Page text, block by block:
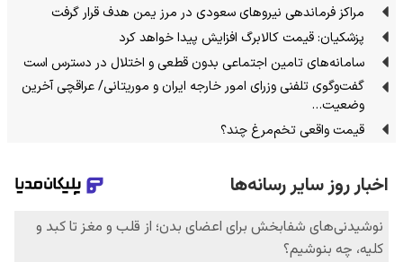
مراکز فرماندهی نیروهای سعودی در مرز یمن هدف قرار گرفت
پزشکیان: قیمت کالابرگ افزایش پیدا خواهد کرد
سامانه‌های تامین اجتماعی بدون قطعی و اختلال در دسترس است
گفت‌وگوی تلفنی وزرای امور خارجه ایران و موریتانی/ عراقچی آخرین
وضعیت…
قیمت واقعی تخم‌مرغ چند؟